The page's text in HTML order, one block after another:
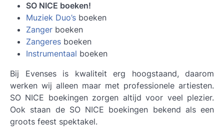
SO NICE boeken!
Muziek Duo’s boeken
Zanger boeken
Zangeres boeken
Instrumentaal boeken
Bij Evenses is kwaliteit erg hoogstaand, daarom
werken wij alleen maar met professionele artiesten.
SO NICE boekingen zorgen altijd voor veel plezier.
Ook staan de SO NICE boekingen bekend als een
groots feest spektakel.